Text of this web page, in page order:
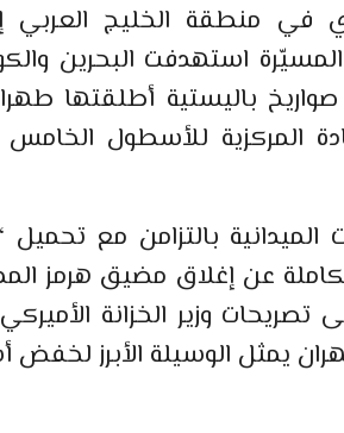
في منطقة الخليج العربي
المسيّرة استهدفت البحرين
نجاحه في اعتراض 7 صواريخ باليستية
المركزية للأسطول الخامس
بالتزامن مع تحميل
عن إغلاق مضيق هرمز
تصريحات وزير الخزانة
يمثل الوسيلة الأبرز لخفض